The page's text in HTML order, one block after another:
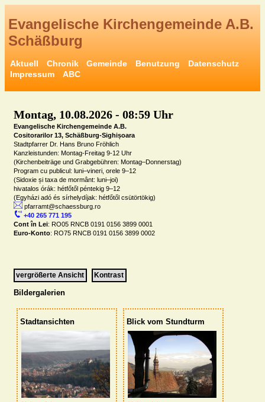
Evangelische Kirchengemeinde A.B.
Schäßburg
Aktuell Chronik Gemeinde Benutzung
Datenschutz
Impressum
ABC
Montag, 10.08.2026 - 08:59 Uhr
Evangelische Kirchengemeinde A.B.
Cositorarilor 13, Schäßburg-Sighișoara
Stadtpfarrer Dr. Hans Bruno Fröhlich
Kanzleistunden: Montag-Freitag 9-12 Uhr
(Kirchenbeiträge und Grabgebühren: Montag–Donnerstag)
Program cu publicul: luni–vineri, orele 9–12
(Sidoxie și taxa de mormânt: luni–joi)
hivatalos órák: hétfőtől péntekig 9–12
pfarramt@schaessburg.ro
+40 265 771 195
Cont în Lei
Euro-Konto: RO75 RNCB 0191 0156 3899 0002
vergrößerte Ansicht Kontrast
Bildergalerien
Stadtansichten Blick vom Stundturm